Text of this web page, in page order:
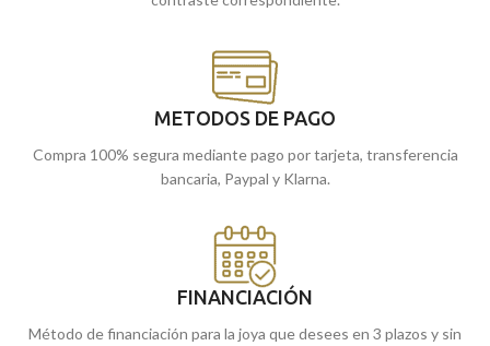
METODOS DE PAGO
Compra 100% segura mediante pago por tarjeta, transferencia
bancaria, Paypal y Klarna.
FINANCIACIÓN
Método de financiación para la joya que desees en 3 plazos y sin